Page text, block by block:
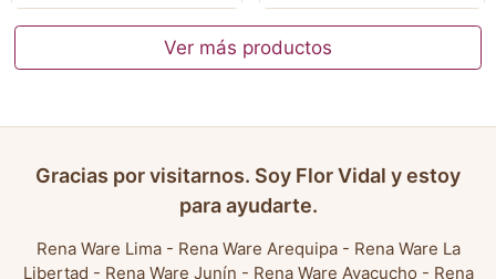
Ver más productos
Gracias por visitarnos. Soy Flor Vidal y estoy
para ayudarte.
Rena Ware Lima- Rena Ware Arequipa- Rena Ware La
Libertad - Rena Ware Junín - Rena Ware Ayacucho - Rena